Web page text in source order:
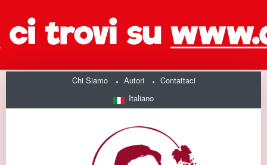
Chi Siamo Autori
Contattaci
Italiano